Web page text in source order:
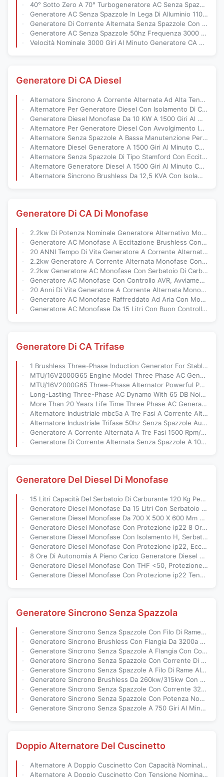
40° Sotto Zero A 70° Turbogeneratore AC Senza Spazzole Deepsea / Smartgen / Harsen Controller 110-240v
Generatore AC Senza Spazzole In Lega Di Alluminio 110-240v Mono / Trifase
Generatore Di Corrente Alternata Senza Spazzole Con Generatore Elettrico A Induzione Di Costruzione In Lega Di Alluminio
Generatore AC Senza Spazzole 50hz Frequenza 3000 Giri Al Minuto Velocità Compatto 200*120*80mm Dimensione
Velocità Nominale 3000 Giri Al Minuto Generatore CA Senza Spazzole Con Grado Di Protezione ip21
Generatore Di CA Diesel
Alternatore Sincrono A Corrente Alternata Ad Alta Tensione A 1500 Giri Al Minuto Con Isolamento Di Classe H E Tipo Stamford Per Soluzioni Energetiche Agricole
Alternatore Per Generatore Diesel Con Isolamento Di Classe H Con Eccitazione Senza Spazzole E Protezione Dalla Nebbia Salina Per Ambienti Difficili
Generatore Diesel Monofase Da 10 KW A 1500 Giri Al Minuto Con Alternatore Senza Spazzole Per L'alimentazione Di Emergenza
Alternatore Per Generatore Diesel Con Avvolgimento In Rame Ad Alta Efficienza Con Isolamento Di Classe H
Alternatore Senza Spazzole A Bassa Manutenzione Per Gruppi Generatori Diesel Mobili Con Eccitazione Sincrona
Alternatore Diesel Generatore A 1500 Giri Al Minuto Certificato CE Con Protezione ip54 Per Sistemi Di Alimentazione Per Telecomunicazioni
Alternatore Senza Spazzole Di Tipo Stamford Con Eccitazione Senza Spazzole E Isolamento Di Classe H Per Generatori Diesel A 1500 Giri Al Minuto
Alternatore Generatore Diesel A 1500 Giri Al Minuto Con Alloggiamento In Ghisa E Potenza Nominale Di 94,0 KW Per Il Backup Commerciale
Alternatore Sincrono Brushless Da 12,5 KVA Con Isolamento Di Classe H, Protezione ip23 Compatibile Stamford Per Generatori Industriali
Generatore Di CA Di Monofase
2.2kw Di Potenza Nominale Generatore Alternativo Monofase Con Grado Di Protezione ip23 E Motore Diesel Per Una Generazione Di Energia Affidabile
Generatore AC Monofase A Eccitazione Brushless Con Durata Di 20 Anni E Potenza Nominale Di 2,2kw
20 ANNI Tempo Di Vita Generatore A Corrente Alternata Monofase Con Capacità Del Serbatoio Di Combustibile Di 15 Litri E Potenza Nominale Di 2,2 KW
2.2kw Generatore A Corrente Alternata Monofase Con Avvio Elettrico E Protezione ip23 Per Applicazioni Industriali
2.2kw Generatore AC Monofase Con Serbatoio Di Carburante Da 15 Litri E Statore A Rotolo Freddo E 100% Di Rame
Generatore AC Monofase Con Controllo AVR, Avviamento Elettrico E Serbatoio Carburante Da 15 Litri
20 Anni Di Vita Generatore A Corrente Alternata Monofase Con Sistema Di Avvio Elettrico E Modalità Di Raffreddamento Raffreddato Ad Aria Per Applicazioni Industriali
Generatore AC Monofase Raffreddato Ad Aria Con Montaggio Tipo Stamford Da 3000 Giri/Min Per Uso Commerciale E Industriale
Generatore AC Monofase Da 15 Litri Con Buon Controllo AVR Per Un'uscita Di Potenza Di 2,2 KW
Generatore Di CA Trifase
1 Brushless Three-Phase Induction Generator For Stable And Smooth Operation
MTU/16V2000G65 Engine Model Three Phase AC Generator With mbv6d Alternator Acceptable OEM Service
MTU/16V2000G65 Three-Phase Alternator Powerful Power Generation Solution
Long-Lasting Three-Phase AC Dynamo With 65 DB Noise Level And More Than 20 Years Life Time
More Than 20 Years Life Time Three Phase AC Generator With 15 L Fuel Tank Capacity And MTU/16V2000G65 Engine Model
Alternatore Industriale mbc5a A Tre Fasi A Corrente Alternata 50hz
Alternatore Industriale Trifase 50hz Senza Spazzole Auto-Eccitato
Generatore A Corrente Alternata A Tre Fasi 1500 Rpm/1800 Rpm 50hz Con Garanzia Di 2 Anni
Generatore Di Corrente Alternata Senza Spazzole A 100% In Filo Di Rame Di Classe H
Generatore Del Diesel Di Monofase
15 Litri Capacità Del Serbatoio Di Carburante 120 Kg Peso H Isolamento Generatore Diesel Monofase Per Applicazioni Industriali
Generatore Diesel Monofase Da 15 Litri Con Serbatoio Carburante, Eccitazione Brushless E Classe Di Isolamento H
Generatore Diesel Monofase Da 700 X 500 X 600 Mm Con Classe Di Isolamento H, Peso Di 120 Kg E Serbatoio Carburante Da 15 Litri Per Uso Industriale
Generatore Diesel Monofase Con Protezione ip22 8 Ore Di Funzionamento A Pieno Carico E Isolamento H
Generatore Diesel Monofase Con Isolamento H, Serbatoio Carburante Da 15 Litri E THF Inferiore A 50
Generatore Diesel Monofase Con Protezione ip22, Eccitazione Brushless E Serbatoio Carburante Da 15 Litri Per Un'alimentazione Affidabile
8 Ore Di Autonomia A Pieno Carico Generatore Diesel Monofase Da 120 Kg Con Eccitazione Senza Spazzole
Generatore Diesel Monofase Con THF <50, Protezione ip22 E Serbatoio Carburante Da 15 Litri Per Un'Alimentazione Affidabile In Condizioni Difficili
Generatore Diesel Monofase Con Protezione ip22 Tensione Nominale 190-454v E Capacità Serbatoio Carburante 15 Litri
Generatore Sincrono Senza Spazzola
Generatore Sincrono Senza Spazzole Con Filo Di Rame Al 100%, Potenza Nominale Di 260 KW/315 KW E Tecnologia Di Focalizzazione Del Flusso
Generatore Sincrono Brushless Con Flangia Da 3200a E Potenza Nominale Di 260kw/315kw Per Uso Industriale Pesante
Generatore Sincrono Senza Spazzole A Flangia Con Corrente Di 3200a E Capacità Di Uscita Da 100kw A 20mw
Generatore Sincrono Senza Spazzole Con Corrente Di 3200a AREP O PMG E Gamma Di Uscita Da 3 KW A 24 KW
Generatore Sincrono Senza Spazzole A Filo Di Rame Al 100% Con Corrente 3200a E Alimentazione AREP O PMG
Generatore Sincrono Brushless Da 260kw/315kw Con Controller Deepsea E Tecnologia Flux-Focusing
Generatore Sincrono Senza Spazzole Con Corrente 3200a 100% Filo Di Rame E Design Montato Su Flange Per Un'elevata Efficienza
Generatore Sincrono Senza Spazzole Con Potenza Nominale Di 260 KW/315 KW Per Turbina Francis Orizzontale E Progettazione Di Magneti Permanenti Senza Spazzole
Generatore Sincrono Senza Spazzole A 750 Giri Al Minuto Con Corrente 3200a E Filo Di Rame Al 100% Per Una Potenza Stabile
Doppio Alternatore Del Cuscinetto
Alternatore A Doppio Cuscinetto Con Capacità Nominale 42,5 KVA - 100 KVA Frequenza 50 Hz E Durata Di 20 Anni
Alternatore A Doppio Cuscinetto Con Tensione Nominale 110 V-480 V, Capacità 42,5 KVA - 100 KVA E Durata Di Vita Di 20 Anni